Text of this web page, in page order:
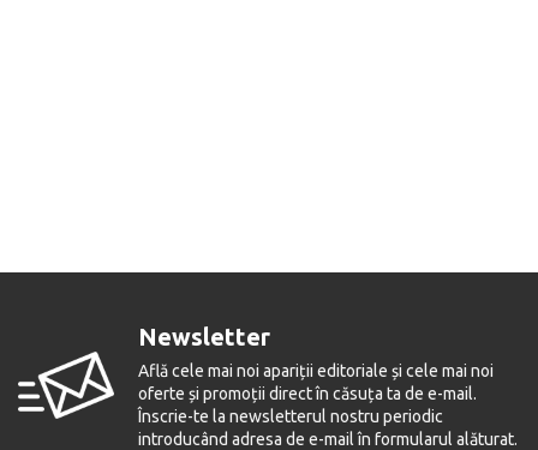
Newsletter
Află cele mai noi apariții editoriale și cele mai noi
oferte și promoții direct în căsuța ta de e-mail.
Înscrie-te la newsletterul nostru periodic
introducând adresa de e-mail în formularul alăturat.